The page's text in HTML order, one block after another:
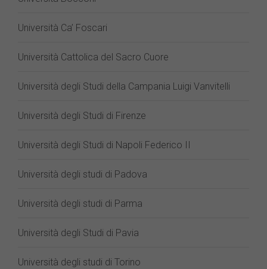
Università Ca’ Foscari
Università Cattolica del Sacro Cuore
Università degli Studi della Campania Luigi Vanvitelli
Università degli Studi di Firenze
Università degli Studi di Napoli Federico II
Università degli studi di Padova
Università degli studi di Parma
Università degli Studi di Pavia
Università degli studi di Torino